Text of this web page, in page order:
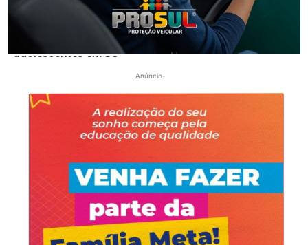
Golpes por WhatsApp levam à apreensão de dois
adolescentes em SC
-Anúncio-